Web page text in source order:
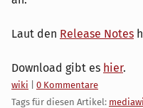
Laut den Release Notes
Download gibt es hier.
Kategorien:
wiki
0 Kommentare
Tags für diesen Artikel: